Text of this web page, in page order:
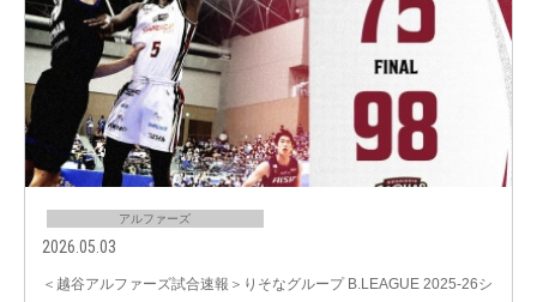
アルファーズ
2026.05.03
＜越谷アルファーズ試合速報＞りそなグループ B.LEAGUE 2025-26シ